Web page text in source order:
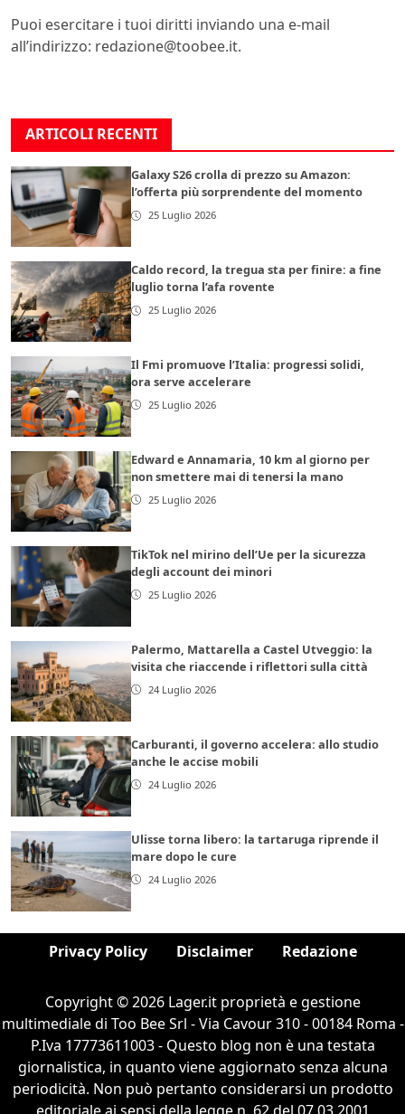
Puoi esercitare i tuoi diritti inviando una e-mail
all’indirizzo: redazione@toobee.it.
ARTICOLI RECENTI
Galaxy S26 crolla di prezzo su Amazon:
l’offerta più sorprendente del momento
25 Luglio 2026
Caldo record, la tregua sta per finire: a fine
luglio torna l’afa rovente
25 Luglio 2026
Il Fmi promuove l’Italia: progressi solidi,
ora serve accelerare
25 Luglio 2026
Edward e Annamaria, 10 km al giorno per
non smettere mai di tenersi la mano
25 Luglio 2026
TikTok nel mirino dell’Ue per la sicurezza
degli account dei minori
25 Luglio 2026
Palermo, Mattarella a Castel Utveggio: la
visita che riaccende i riflettori sulla città
24 Luglio 2026
Carburanti, il governo accelera: allo studio
anche le accise mobili
24 Luglio 2026
Ulisse torna libero: la tartaruga riprende il
mare dopo le cure
24 Luglio 2026
Privacy Policy Disclaimer Redazione
Copyright © 2026 Lager.it proprietà e gestione
multimediale di Too Bee Srl - Via Cavour 310 - 00184 Roma -
P.Iva 17773611003 - Questo blog non è una testata
giornalistica, in quanto viene aggiornato senza alcuna
periodicità. Non può pertanto considerarsi un prodotto